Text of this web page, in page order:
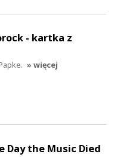
- kartka z
» więcej
Day the Music Died